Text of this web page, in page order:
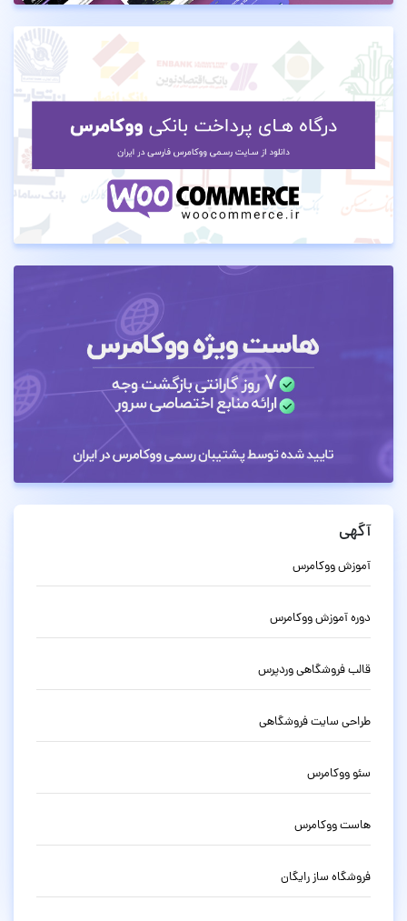
آگهی
آموزش ووکامرس
دوره آموزش ووکامرس
قالب فروشگاهی وردپرس
طراحی سایت فروشگاهی
سئو ووکامرس
هاست ووکامرس
فروشگاه ساز رایگان